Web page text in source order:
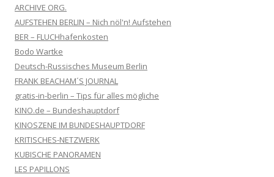
ARCHIVE ORG.
AUFSTEHEN BERLIN – Nich nöl'n! Aufstehen
BER – FLUCHhafenkosten
Bodo Wartke
Deutsch-Russisches Museum Berlin
FRANK BEACHAM´S JOURNAL
gratis-in-berlin – Tips für alles mögliche
KINO.de – Bundeshauptdorf
KINOSZENE IM BUNDESHAUPTDORF
KRITISCHES-NETZWERK
KUBISCHE PANORAMEN
LES PAPILLONS